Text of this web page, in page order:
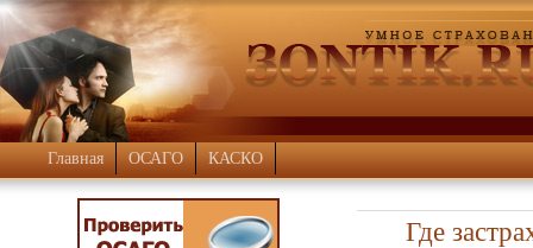
Главная ОСАГО КАСКО
Где